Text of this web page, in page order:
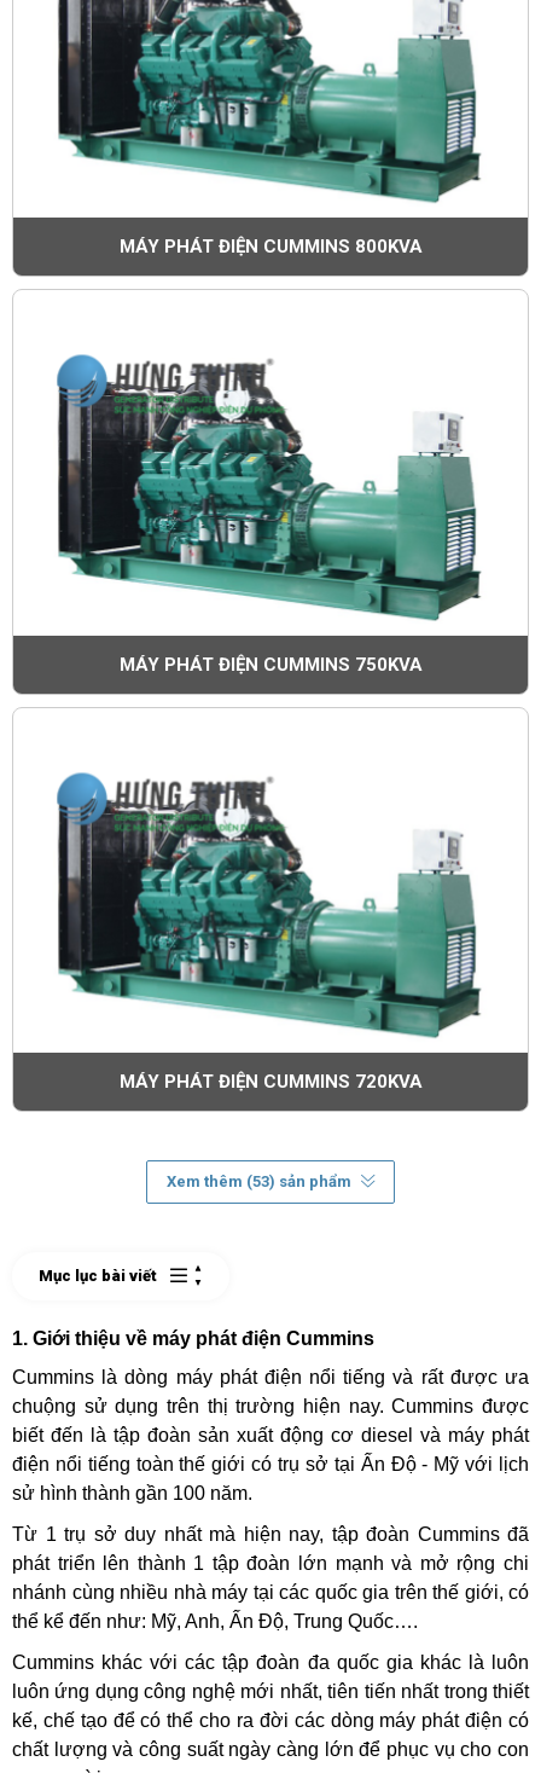
MÁY PHÁT ĐIỆN CUMMINS 800KVA
MÁY PHÁT ĐIỆN CUMMINS 750KVA
MÁY PHÁT ĐIỆN CUMMINS 720KVA
Xem thêm (53) sản phẩm
Mục lục bài viết
1. Giới thiệu về máy phát điện Cummins
Cummins là dòng máy phát điện nổi tiếng và rất được ưa
chuộng sử dụng trên thị trường hiện nay. Cummins được
biết đến là tập đoàn sản xuất động cơ diesel và máy phát
điện nổi tiếng toàn thế giới có trụ sở tại Ấn Độ - Mỹ với lịch
sử hình thành gần 100 năm.
Từ 1 trụ sở duy nhất mà hiện nay, tập đoàn Cummins đã
phát triển lên thành 1 tập đoàn lớn mạnh và mở rộng chi
nhánh cùng nhiều nhà máy tại các quốc gia trên thế giới, có
thể kể đến như: Mỹ, Anh, Ấn Độ, Trung Quốc….
Cummins khác với các tập đoàn đa quốc gia khác là luôn
luôn ứng dụng công nghệ mới nhất, tiên tiến nhất trong thiết
kế, chế tạo để có thể cho ra đời các dòng máy phát điện có
chất lượng và công suất ngày càng lớn để phục vụ cho con